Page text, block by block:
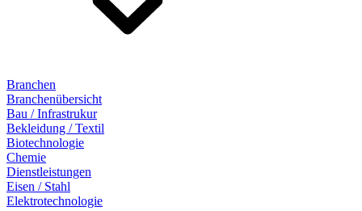
Branchen
Branchenübersicht
Bau / Infrastrukur
Bekleidung / Textil
Biotechnologie
Chemie
Dienstleistungen
Eisen / Stahl
Elektrotechnologie